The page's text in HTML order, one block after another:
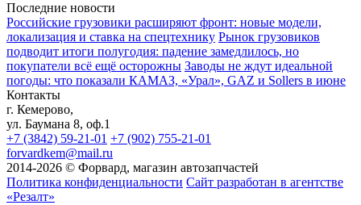
Последние новости
Российские грузовики расширяют фронт: новые модели,
локализация и ставка на спецтехнику Рынок грузовиков
подводит итоги полугодия: падение замедлилось, но
покупатели всё ещё осторожны Заводы не ждут идеальной
погоды: что показали КАМАЗ, «Урал», GAZ и Sollers в июне
Контакты
г. Кемерово,
ул. Баумана 8, оф.1
+7 (3842) 59-21-01 +7 (902) 755-21-01
forvardkem@mail.ru
2014-2026 © Форвард, магазин автозапчастей
Политика конфиденциальности Сайт разработан в агентстве
«Резалт»